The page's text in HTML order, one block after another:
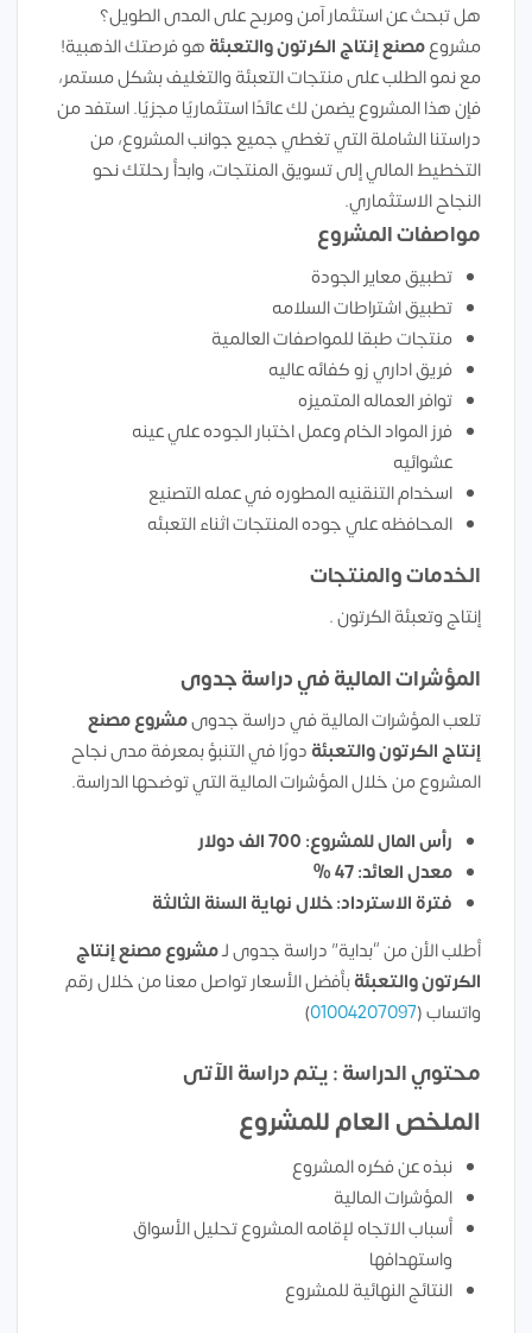
هل تبحث عن استثمار آمن ومربح على المدى الطويل؟
مشروعمصنع إنتاج الكرتون والتعبئة هو فرصتك الذهبية!
مع نمو الطلب على منتجات التعبئة والتغليف بشكل مستمر،
فإن هذا المشروع يضمن لك عائدًا استثماريًا مجزيًا. استفد من
دراستنا الشاملة التي تغطي جميع جوانب المشروع، من
التخطيط المالي إلى تسويق المنتجات، وابدأ رحلتك نحو
النجاح الاستثماري.
مواصفات المشروع
تطبيق معاير الجودة
تطبيق اشتراطات السلامه
منتجات طبقا للمواصفات العالمية
فريق اداري زو كفائه عاليه
توافر العماله المتميزه
فرز المواد الخام وعمل اختبار الجوده علي عينه
عشوائيه
اسخدام التنقنيه المطوره في عمله التصنيع
المحافظه علي جوده المنتجات اثناء التعبئه
الخدمات والمنتجات
إنتاج وتعبئة الكرتون .
المؤشرات المالية في دراسة جدوى
تلعب المؤشرات المالية في دراسة جدوىمشروعمصنع
إنتاج الكرتون والتعبئة دورًا في التنبؤ بمعرفة مدى نجاح
المشروع من خلال المؤشرات المالية التي توضحها الدراسة.
رأس المال للمشروع: 700 الف دولار
معدل العائد: 47 %
فترة الاسترداد: خلال نهاية السنة الثالثة
أطلب الأن من “بداية” دراسة جدوى لـمشروعمصنع إنتاج
الكرتون والتعبئةبأفضل الأسعار تواصل معنا من خلال رقم
واتساب (01004207097
)
محتوي الدراسة : يتم دراسة الآتى
الملخص العام للمشروع
نبذه عن فكره المشروع
المؤشرات المالية
أسباب الاتجاه لإقامه المشروع تحليل الأسواق
واستهدافها
النتائج النهائية للمشروع